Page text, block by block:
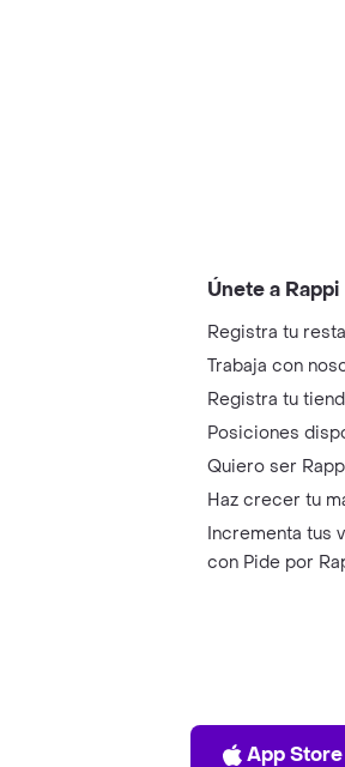
Únete a Rappi
Registra tu
Trabaja con
Registra tu
Posiciones
Quiero ser
Haz crecer tu
Incrementa tus
con Pide por
App
App Store